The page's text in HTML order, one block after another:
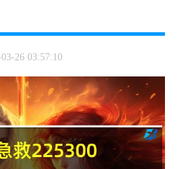
26 03:57:10